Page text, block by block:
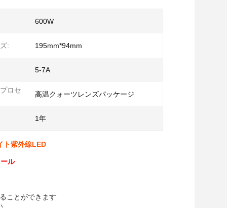
600W
: 195mm*94mm
5-7A
ロセ 高温クォーツレンズパッケージ
1年
ト紫外線LED
ル
ことができます.